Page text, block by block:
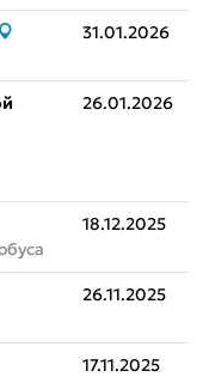
31.01.2026
26.01.2026
18.12.2025
26.11.2025
17.11.2025